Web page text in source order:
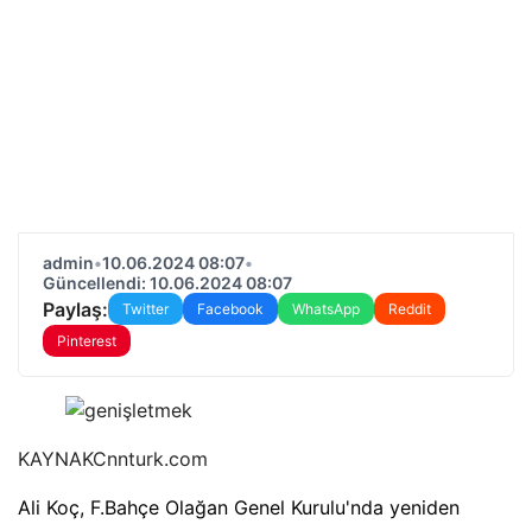
admin•10.06.2024 08:07•
Güncellendi: 10.06.2024 08:07
Paylaş: Twitter Facebook WhatsApp
Reddit
Pinterest
KAYNAKCnnturk.com
Ali Koç, F.Bahçe Olağan Genel Kurulu'nda yeniden